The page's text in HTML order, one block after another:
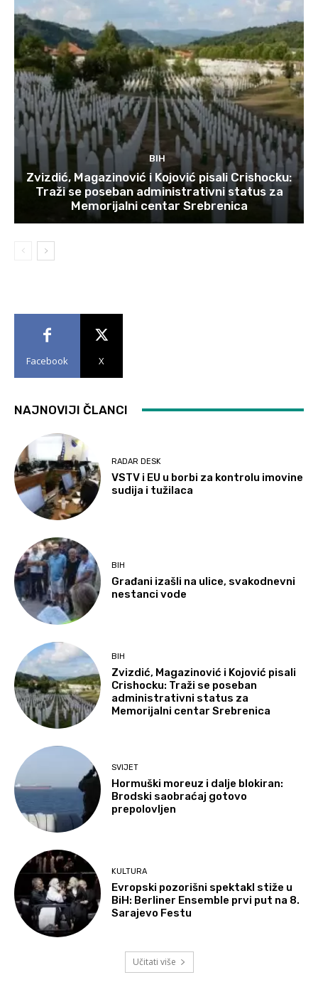
BIH
Zvizdić, Magazinović i Kojović pisali Crishocku:
Traži se poseban administrativni status za
Memorijalni centar Srebrenica
Facebook X
NAJNOVIJI ČLANCI
RADAR DESK
VSTV i EU u borbi za kontrolu imovine
sudija i tužilaca
BIH
Građani izašli na ulice, svakodnevni
nestanci vode
BIH
Zvizdić, Magazinović i Kojović pisali
Crishocku: Traži se poseban
administrativni status za
Memorijalni centar Srebrenica
SVIJET
Hormuški moreuz i dalje blokiran:
Brodski saobraćaj gotovo
prepolovljen
KULTURA
Evropski pozorišni spektakl stiže u
BiH: Berliner Ensemble prvi put na 8.
Sarajevo Festu
Učitati više